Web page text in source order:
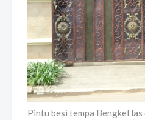
Pintu besi tempa Bengkel